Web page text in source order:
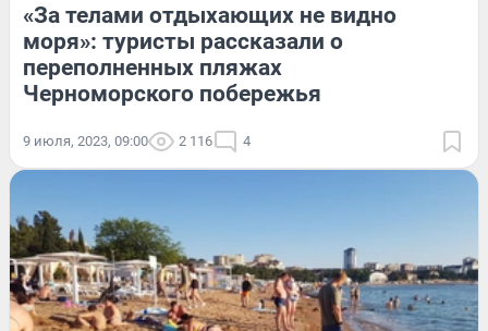
«За телами отдыхающих не видно
моря»: туристы рассказали о
переполненных пляжах
Черноморского побережья
9 июля, 2023, 09:00 2 116 4